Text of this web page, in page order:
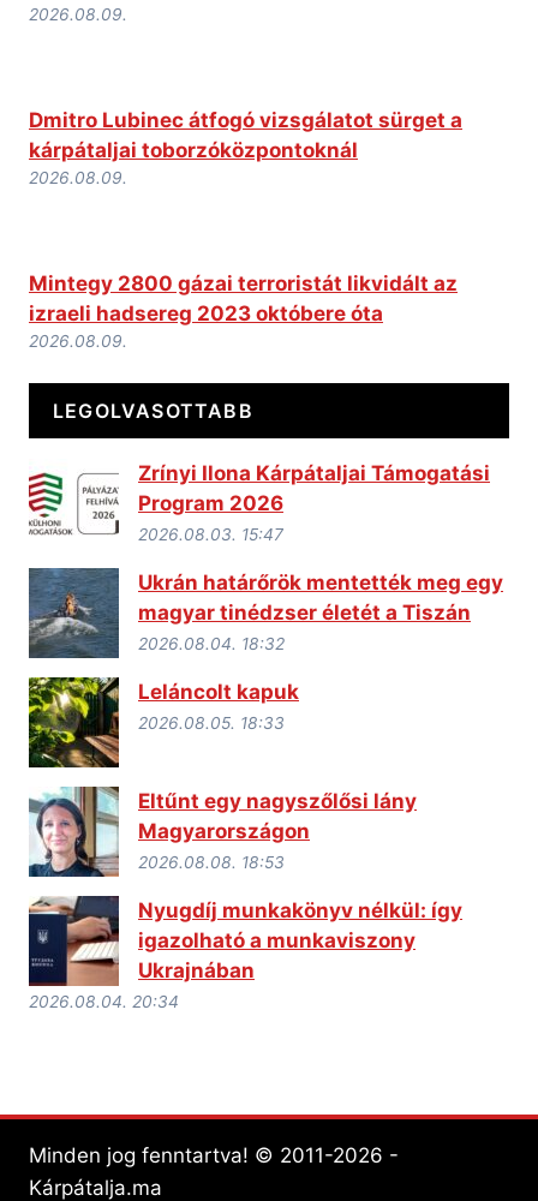
2026.08.09.
Dmitro Lubinec átfogó vizsgálatot sürget a
kárpátaljai toborzóközpontoknál
2026.08.09.
Mintegy 2800 gázai terroristát likvidált az
izraeli hadsereg 2023 októbere óta
2026.08.09.
LEGOLVASOTTABB
Zrínyi Ilona Kárpátaljai Támogatási
Program 2026
2026.08.03. 15:47
Ukrán határőrök mentették meg egy
magyar tinédzser életét a Tiszán
2026.08.04. 18:32
Leláncolt kapuk
2026.08.05. 18:33
Eltűnt egy nagyszőlősi lány
Magyarországon
2026.08.08. 18:53
Nyugdíj munkakönyv nélkül: így
igazolható a munkaviszony
Ukrajnában
2026.08.04. 20:34
Minden jog fenntartva! © 2011-2026 -
Kárpátalja.ma